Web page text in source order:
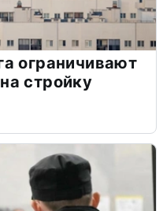
ограничивают
стройку